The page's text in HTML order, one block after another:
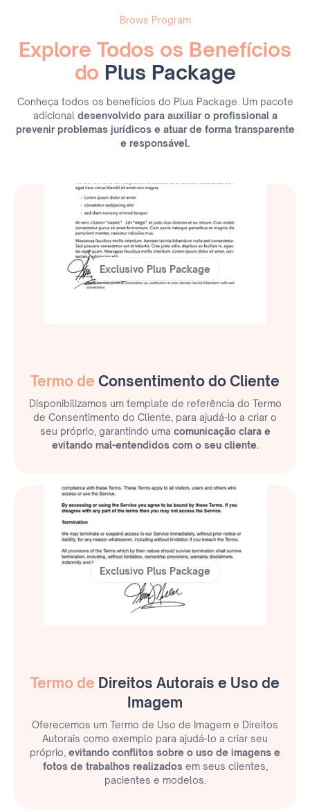
Brows Program
Explore Todos os Benefícios
do Plus Package
Conheça todos os benefícios do Plus Package. Um pacote
adicional desenvolvido para auxiliar o profissional a
prevenir problemas jurídicos e atuar de forma transparente
e responsável.
Exclusivo Plus Package
Termo de Consentimento do Cliente
Disponibilizamos um template de referência do Termo
de Consentimento do Cliente, para ajudá-lo a criar o
seu próprio, garantindo uma comunicação clara e
evitando mal-entendidos com o seu cliente.
Exclusivo Plus Package
Termo de Direitos Autorais e Uso de
Imagem
Oferecemos um Termo de Uso de Imagem e Direitos
Autorais como exemplo para ajudá-lo a criar seu
próprio, evitando conflitos sobre o uso de imagens e
fotos de trabalhos realizados em seus clientes,
pacientes e modelos.